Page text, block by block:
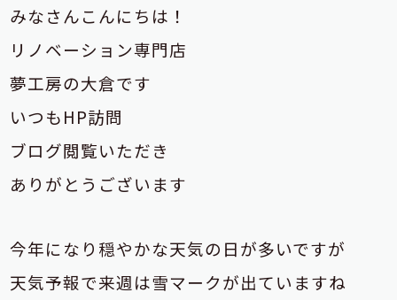
みなさんこんにちは！
リノベーション専門店
夢工房の大倉です
いつもHP訪問
ブログ閲覧いただき
ありがとうございます
今年になり穏やかな天気の日が多いですが
天気予報で来週は雪マークが出ていますね